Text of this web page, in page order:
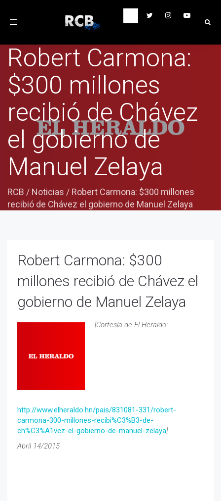
Toggle
Robert Carmona:
$300 millones
recibió de Chávez
el gobierno de
Manuel Zelaya
RCB / Noticias / Robert Carmona: $300 millones
recibió de Chávez el gobierno de Manuel Zelaya
Robert Carmona: $300
millones recibió de Chávez el
gobierno de Manuel Zelaya
[Cortesía de El Heraldo:
http://www.elheraldo.hn/pais/831081-331/robert-
carmona-300-millones-recibi%C3%B3-de-
ch%C3%A1vez-el-gobierno-de-manuel-zelaya]
Abril 14/2015